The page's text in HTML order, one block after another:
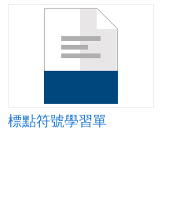
標點符號學習單